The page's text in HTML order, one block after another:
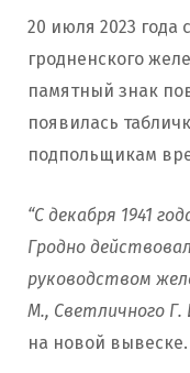
20 июля 2023 года
гродненского
памятный знак
появилась
подпольщикам
“С декабря 1941
Гродно
руководством
М., Светличного Г.
на новой вывеске.